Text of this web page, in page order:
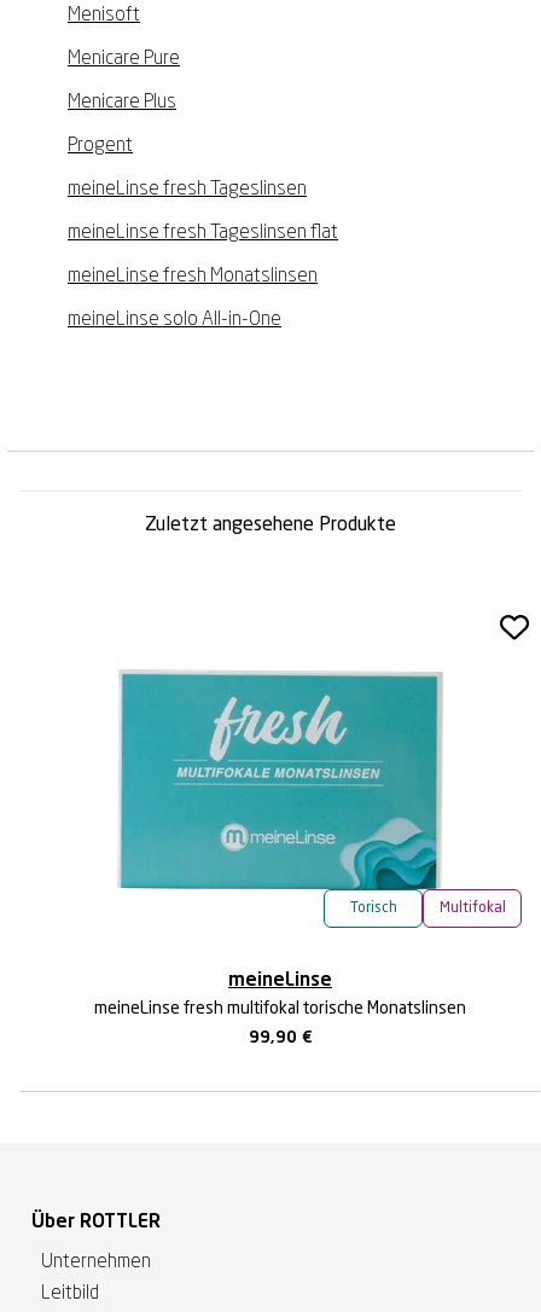
Menisoft
Menicare Pure
Menicare Plus
Progent
meineLinse fresh Tageslinsen
meineLinse fresh Tageslinsen flat
meineLinse fresh Monatslinsen
meineLinse solo All-in-One
Zuletzt angesehene Produkte
Torisch Multifokal
meineLinse
meineLinse fresh multifokal torische Monatslinsen
99,90 €
Über ROTTLER
Unternehmen
Leitbild